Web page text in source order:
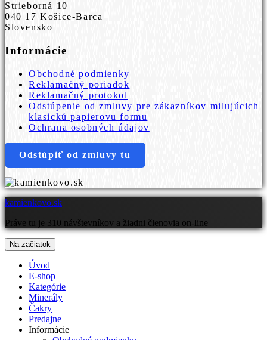
Strieborná 10
040 17 Košice-Barca
Slovensko
Informácie
Obchodné podmienky
Reklamačný poriadok
Reklamačný protokol
Odstúpenie od zmluvy pre zákazníkov milujúcich
klasickú papierovu formu
Ochrana osobných údajov
Odstúpiť od zmluvy tu
kamienkovo.sk
Práve tu je 310 návštevníkov a žiadni členovia on-line
Na začiatok
Úvod
E-shop
Kategórie
Minerály
Čakry
Predajne
Informácie